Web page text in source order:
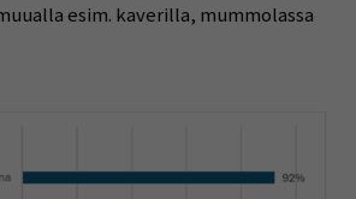
esim. kaverilla, mummolassa